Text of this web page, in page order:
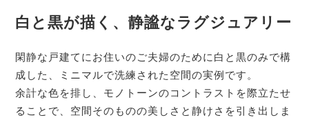
白と黒が描く、静謐なラグジュアリー
閑静な戸建てにお住いのご夫婦のために白と黒のみで構
成した、ミニマルで洗練された空間の実例です。
余計な色を排し、モノトーンのコントラストを際立たせ
ることで、空間そのものの美しさと静けさを引き出しま